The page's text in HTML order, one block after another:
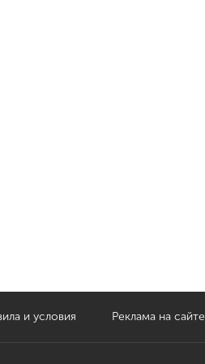
и условия Реклама на сайте